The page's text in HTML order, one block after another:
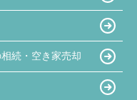
続・空き家売却